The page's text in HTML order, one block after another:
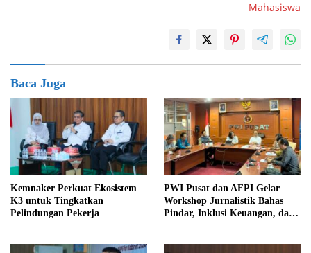
Mahasiswa
Baca Juga
Kemnaker Perkuat Ekosistem
K3 untuk Tingkatkan
Pelindungan Pekerja
PWI Pusat dan AFPI Gelar
Workshop Jurnalistik Bahas
Pindar, Inklusi Keuangan, dan